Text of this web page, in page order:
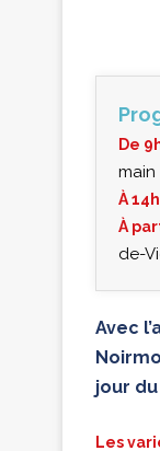
De
main
À
À
de-
Avec
jour
Les